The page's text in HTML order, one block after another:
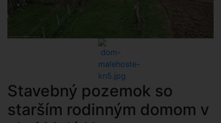
Stavebný pozemok so
starším rodinným domom v